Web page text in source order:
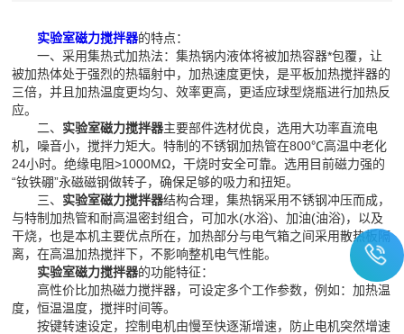
实验室磁力搅拌器的特点：
一、采用集热式加热法：集热锅内液体将被加热容器*包覆，让
被加热体处于强烈的热辐射中，加热速度更快，是平板加热搅拌器的
三倍，并且加热温度更均匀、效率更高，更适应球型烧瓶进行加热反
应。
二、 实验室磁力搅拌器主要部件选材优良，选用大功率直流电
机，噪音小，搅拌力矩大。特制的不锈钢加热管在800℃高温中老化
24小时。绝缘电阻>1000MΩ，干烧时安全可靠。选用目前磁力强的
“钕铁硼”永磁磁钢做转子，确保足够的吸力和扭矩。
三、 实验室磁力搅拌器结构合理，集热锅采用不锈钢冲压而成，
与特制加热管和耐高温密封组合，可加水(水浴)、加油(油浴)，以及
干烧，也是本机主要优点所在，加热部分与电气箱之间采用散热板隔
离，在高温加热搅拌下，不影响整机电气性能。
实验室磁力搅拌器的功能特征：
高性价比加热磁力搅拌器，可设定多个工作参数，例如：加热温
度，恒温温度，搅拌时间等。
按键转速设定，控制电机由慢至快逐渐增速，防止电机突然增速